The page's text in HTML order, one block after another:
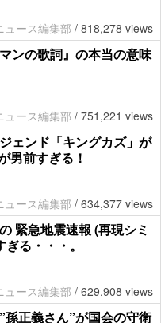
ュース編集部 / 818,278 views
ンの歌詞』の本当の意味
ュース編集部 / 751,221 views
ェンド「キングカズ」が
男前すぎる！
ュース編集部 / 634,377 views
緊急地震速報 (再現シミ
る・・・。
ュース編集部 / 629,908 views
孫正義さん”が国会の守衛